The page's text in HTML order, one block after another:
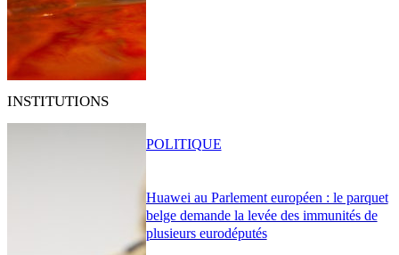
INSTITUTIONS
Huawei au Parlement européen : le parquet
belge demande la levée des immunités de
plusieurs eurodéputés
POLITIQUE